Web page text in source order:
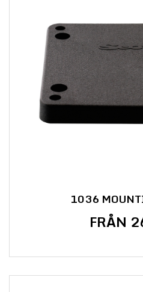
1036
FRÅN